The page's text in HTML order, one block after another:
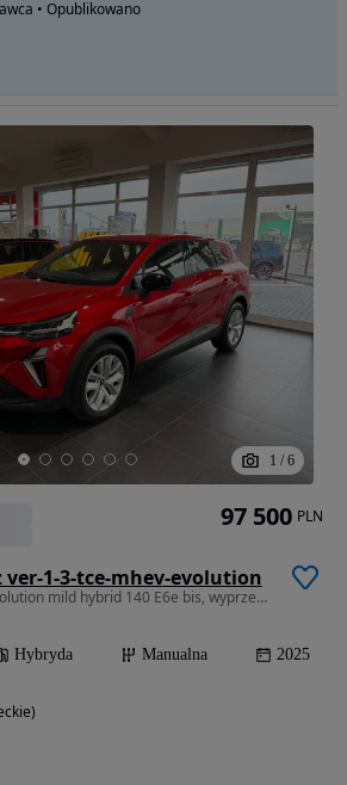
• Opublikowano
1 / 6
ver-1-3-tce-mhev-evolution
1332 cm3 • 140 KM • evolution mild hybrid 140 E6e bis, wyprzedaż rocznika
Hybryda Manualna 2025
97 500 PLN